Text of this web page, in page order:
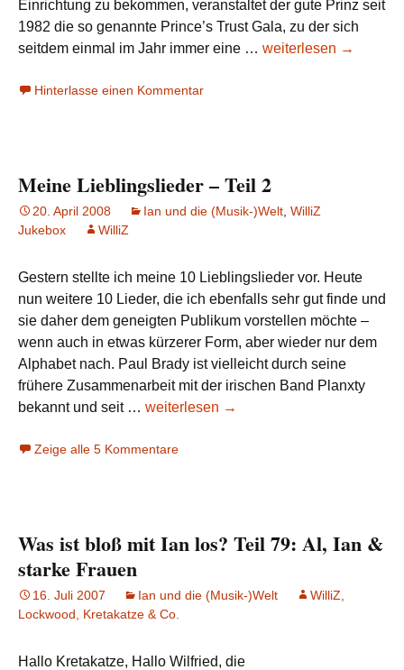
Einrichtung zu bekommen, veranstaltet der gute Prinz seit
1982 die so genannte Prince’s Trust Gala, zu der sich
seitdem einmal im Jahr immer eine … Illustre
weiterlesen →
Hinterlasse einen Kommentar
Meine Lieblingslieder – Teil 2
20. April 2008 Ian und die (Musik-)Welt WilliZ
Jukebox
WilliZ
Gestern stellte ich meine 10 Lieblingslieder vor. Heute
nun weitere 10 Lieder, die ich ebenfalls sehr gut finde und
sie daher dem geneigten Publikum vorstellen möchte –
wenn auch in etwas kürzerer Form, aber wieder nur dem
Alphabet nach. Paul Brady ist vielleicht durch seine
frühere Zusammenarbeit mit der irischen Band Planxty
bekannt und seit … Meine
–
weiterlesen →
Zeige alle 5 Kommentare
Was ist bloß mit Ian los? Teil 79: Al, Ian &
starke Frauen
16. Juli 2007 Ian und die (Musik-)Welt
WilliZ,
Lockwood, Kretakatze & Co.
Hallo Kretakatze, Hallo Wilfried, die